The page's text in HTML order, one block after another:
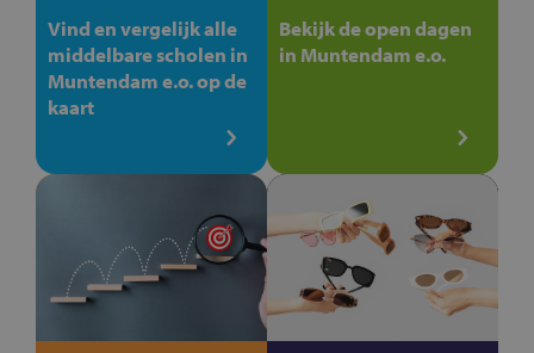
Vind en vergelijk alle
middelbare scholen in
Muntendam e.o. op de
kaart
Bekijk de open dagen
in Muntendam e.o.